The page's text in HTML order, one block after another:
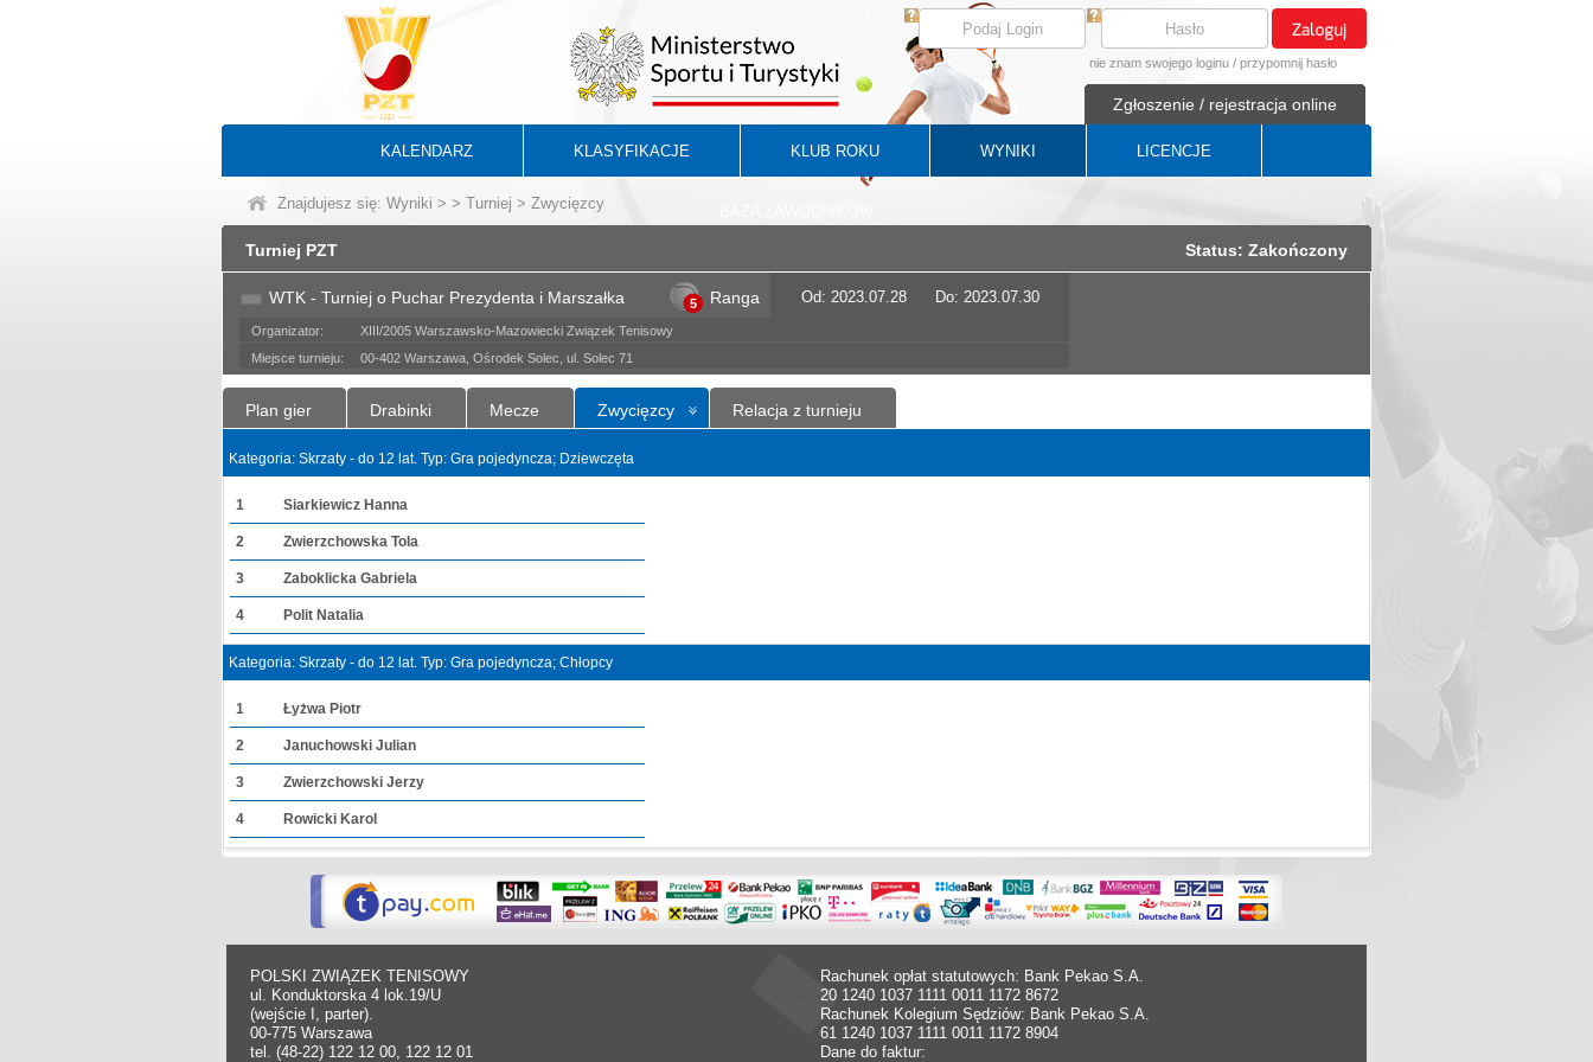
nie znam swojego loginu / przypomnij hasło
Zgłoszenie / rejestracja online
KALENDARZ KLASYFIKACJE KLUB ROKU WYNIKI LICENCJE
Znajdujesz się: Wyniki > > Turniej > Zwycięzcy
Turniej PZT Status: Zakończony
WTK - Turniej o Puchar Prezydenta i Marszałka 5 Ranga Od: 2023.07.28 Do: 2023.07.30
Organizator:
XIII/2005 Warszawsko-Mazowiecki Związek Tenisowy
Miejsce turnieju:
00-402 Warszawa, Ośrodek Solec, ul. Solec 71
Plan gier Drabinki Mecze Zwycięzcy Relacja z turnieju
Kategoria: Skrzaty - do 12 lat. Typ: Gra pojedyncza; Dziewczęta
1 Siarkiewicz Hanna
2 Zwierzchowska Tola
3 Zaboklicka Gabriela
4 Polit Natalia
Kategoria: Skrzaty - do 12 lat. Typ: Gra pojedyncza; Chłopcy
1 Łyżwa Piotr
2 Januchowski Julian
3 Zwierzchowski Jerzy
4 Rowicki Karol
POLSKI ZWIĄZEK TENISOWY
ul. Konduktorska 4 lok.19/U
(wejście I, parter).
00-775 Warszawa
tel. (48-22) 122 12 00, 122 12 01
Rachunek opłat statutowych: Bank Pekao S.A.
20 1240 1037 1111 0011 1172 8672
Rachunek Kolegium Sędziów: Bank Pekao S.A.
61 1240 1037 1111 0011 1172 8904
Dane do faktur: